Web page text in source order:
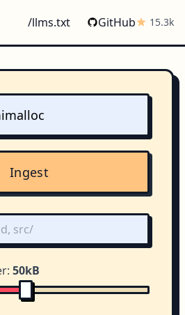
/llms.txt GitHub 15.3k
Ingest
50kB